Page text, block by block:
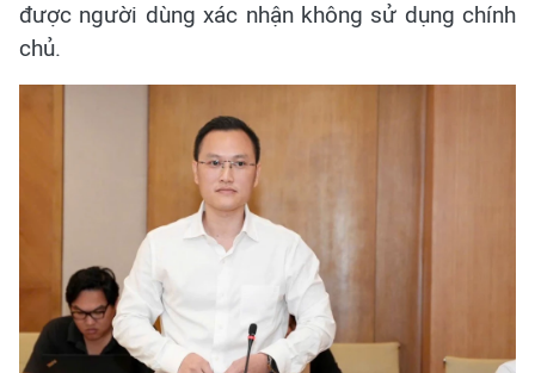
được người dùng xác nhận không sử dụng chính
chủ.